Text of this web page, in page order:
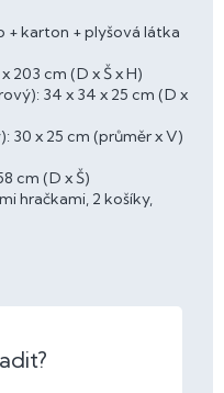
karton + plyšová látka
203 cm (D x Š x H)
34 x 34 x 25 cm (D x
30 x 25 cm (průměr x V)
cm (D x Š)
hračkami, 2 košíky,